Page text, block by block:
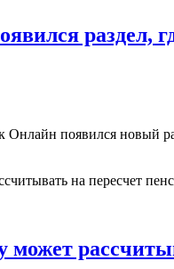
раздел,
появился новый
может